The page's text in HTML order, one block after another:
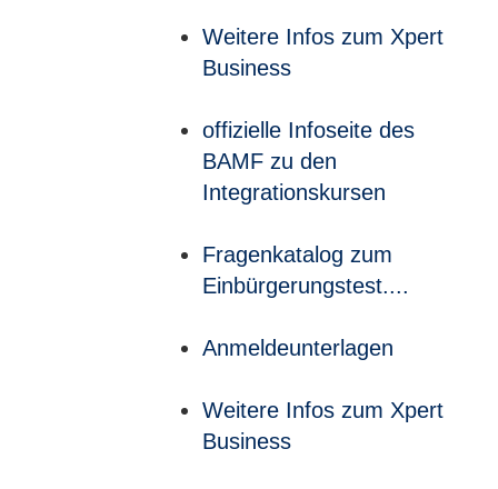
Weitere Infos zum Xpert
Business
offizielle Infoseite des
BAMF zu den
Integrationskursen
Fragenkatalog zum
Einbürgerungstest....
Anmeldeunterlagen
Weitere Infos zum Xpert
Business